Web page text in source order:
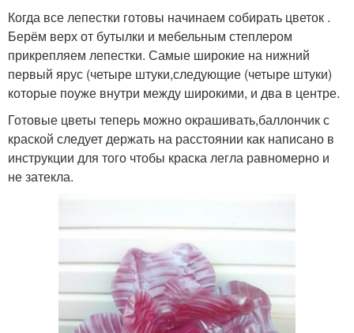
Когда все лепестки готовы начинаем собирать цветок .
Берём верх от бутылки и мебельным степлером
прикрепляем лепестки. Самые широкие на нижний
первый ярус (четыре штуки,следующие (четыре штуки)
которые поуже внутри между широкими, и два в центре.
Готовые цветы теперь можно окрашивать,баллончик с
краской следует держать на расстоянии как написано в
инструкции для того чтобы краска легла равномерно и
не затекла.